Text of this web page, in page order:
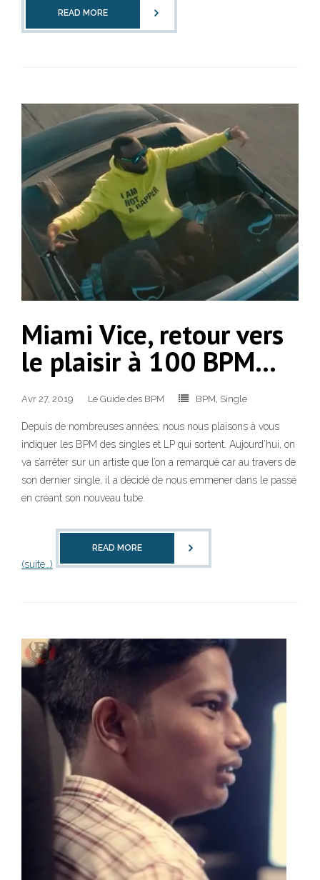
READ MORE
Miami Vice, retour vers
le plaisir à 100 BPM…
Avr 27, 2019 Le Guide des BPM BPM Single
Depuis de nombreuses années, nous nous plaisons à vous
indiquer les BPM des singles et LP qui sortent. Aujourd’hui, on
va s’arrêter sur un artiste que l’on a remarqué car au travers de
son dernier single, il a décidé de nous emmener dans le passé
en créant son nouveau tube.
(suite…)
READ MORE